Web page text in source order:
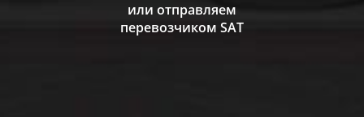
или отправляем
перевозчиком SAT